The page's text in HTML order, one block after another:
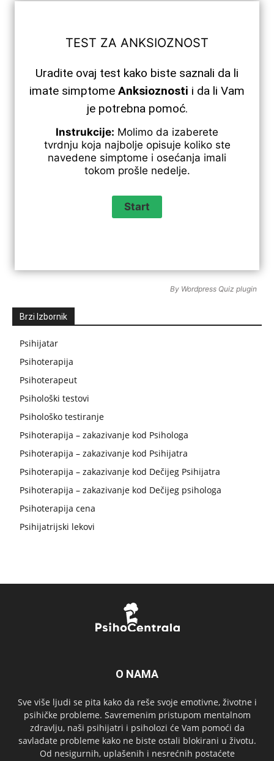
TEST ZA ANKSIOZNOST
Uradite ovaj test kako biste saznali da li
imate simptome Anksioznosti i da li Vam
je potrebna pomoć.
Instrukcije: Molimo da izaberete
tvrdnju koja najbolje opisuje koliko ste
navedene simptome i osećanja imali
tokom prošle nedelje.
By Wordpress Quiz plugin
Brzi Izbornik
Psihijatar
Psihoterapija
Psihoterapeut
Psihološki testovi
Psihološko testiranje
Psihoterapija – zakazivanje kod Psihologa
Psihoterapija – zakazivanje kod Psihijatra
Psihoterapija – zakazivanje kod Dečijeg Psihijatra
Psihoterapija – zakazivanje kod Dečijeg psihologa
Psihoterapija cena
Psihijatrijski lekovi
O NAMA
Sve više ljudi se pita kako da reše svoje emotivne, životne i
psihičke probleme. Savremenim pristupom mentalnom
zdravlju, naši psihijatri i psiholozi će Vam pomoći da
savladate probleme kako ne biste ostali blokirani u životu.
Od nesigurnih, uplašenih i nesrećnih postaćete